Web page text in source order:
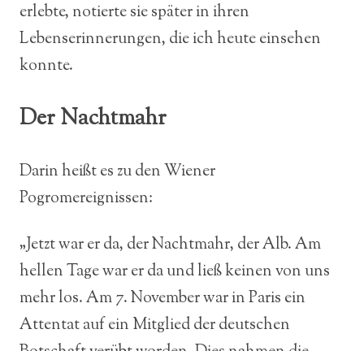
erlebte, notierte sie später in ihren
Lebenserinnerungen, die ich heute einsehen
konnte.
Der Nachtmahr
Darin heißt es zu den Wiener
Pogromereignissen:
„Jetzt war er da, der Nachtmahr, der Alb. Am
hellen Tage war er da und ließ keinen von uns
mehr los. Am 7. November war in Paris ein
Attentat auf ein Mitglied der deutschen